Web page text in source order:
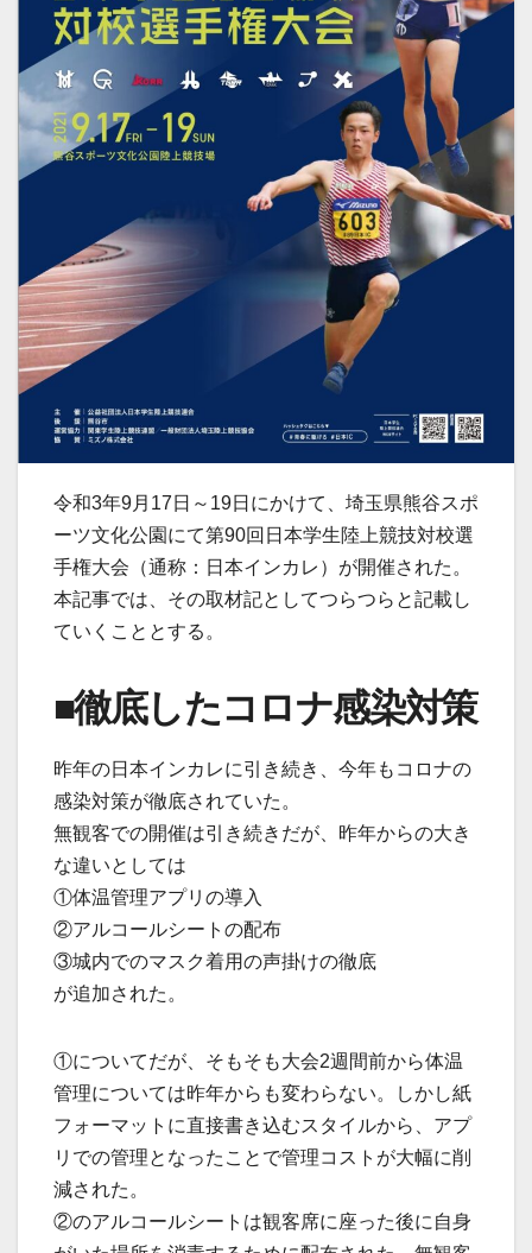
令和3年9月17日～19日にかけて、埼玉県熊谷スポ
ーツ文化公園にて第90回日本学生陸上競技対校選
手権大会（通称：日本インカレ）が開催された。
本記事では、その取材記としてつらつらと記載し
ていくこととする。
■徹底したコロナ感染対策
昨年の日本インカレに引き続き、今年もコロナの
感染対策が徹底されていた。
無観客での開催は引き続きだが、昨年からの大き
な違いとしては
①体温管理アプリの導入
②アルコールシートの配布
③城内でのマスク着用の声掛けの徹底
が追加された。
①についてだが、そもそも大会2週間前から体温
管理については昨年からも変わらない。しかし紙
フォーマットに直接書き込むスタイルから、アプ
リでの管理となったことで管理コストが大幅に削
減された。
②のアルコールシートは観客席に座った後に自身